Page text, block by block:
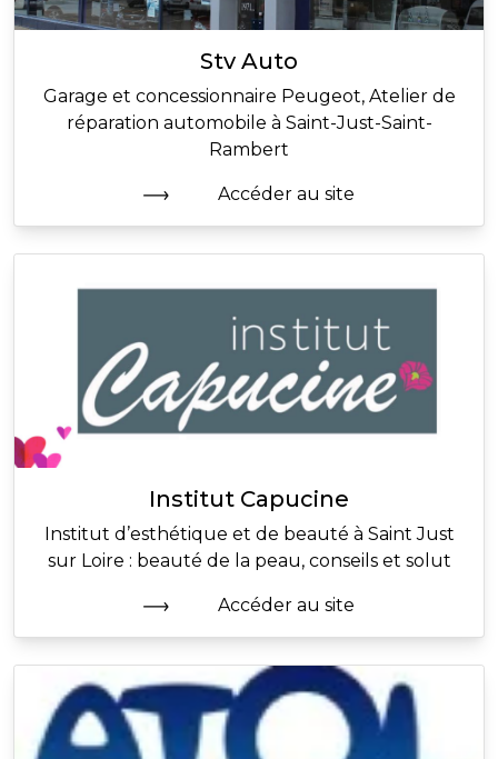
Stv Auto
Garage et concessionnaire Peugeot, Atelier de
réparation automobile à Saint-Just-Saint-
Rambert
Accéder au site
Institut Capucine
Institut d’esthétique et de beauté à Saint Just
sur Loire : beauté de la peau, conseils et solut
Accéder au site